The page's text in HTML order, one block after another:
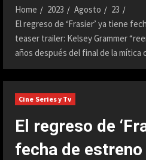
Home 2023 Agosto
23
El regreso de ‘Frasier’ ya tiene
teaser trailer: Kelsey Grammer
años después del final de la mítica
Cine Series y Tv
El regreso de
fecha de